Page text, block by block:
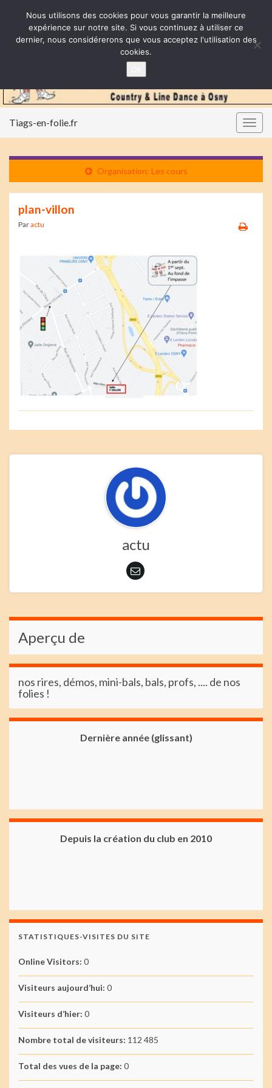
Tiags-en-folie.fr
Organisation: Les cours
plan-villon
Paractu
actu
Aperçu de
nos rires, démos, mini-bals, bals, profs, .... de nos
folies !
Dernière année (glissant)
Depuis la création du club en 2010
STATISTIQUES-VISITES DU SITE
Online Visitors: 0
Visiteurs aujourd’hui: 0
Visiteurs d’hier: 0
Nombre total de visiteurs: 112 485
Total des vues de la page: 0
Nous utilisons des cookies pour vous garantir la meilleure
expérience sur notre site. Si vous continuez à utiliser ce
dernier, nous considérerons que vous acceptez l'utilisation des
cookies.